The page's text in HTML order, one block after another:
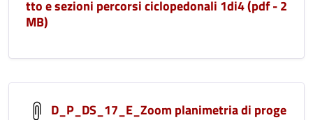
tto e sezioni percorsi ciclopedonali 1di4 (pdf - 2
MB)
D_P_DS_17_E_Zoom planimetria di proge